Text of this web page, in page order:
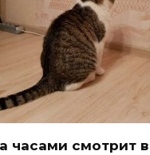
часами смотрит в